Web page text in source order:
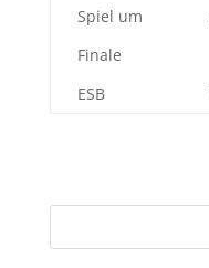
Spiel um
Finale
ESB